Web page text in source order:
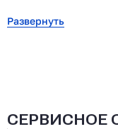
Развернуть
СЕРВИСНОЕ